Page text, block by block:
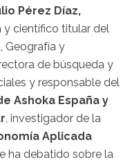
Pérez Díaz,
científico titular del
Geografía y
de búsqueda y
y responsable del
Ashoka España y
, investigador de la
Aplicada
ha debatido sobre la